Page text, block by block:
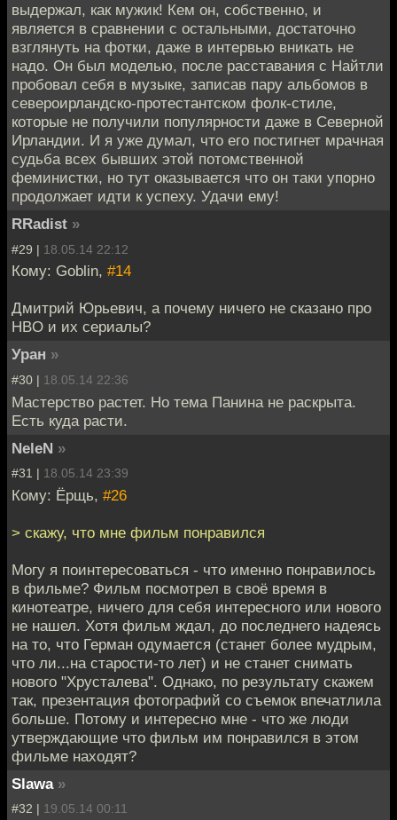
выдержал, как мужик! Кем он, собственно, и
является в сравнении с остальными, достаточно
взглянуть на фотки, даже в интервью вникать не
надо. Он был моделью, после расставания с Найтли
пробовал себя в музыке, записав пару альбомов в
североирландско-протестантском фолк-стиле,
которые не получили популярности даже в Северной
Ирландии. И я уже думал, что его постигнет мрачная
судьба всех бывших этой потомственной
феминистки, но тут оказывается что он таки упорно
продолжает идти к успеху. Удачи ему!
RRadist »
#29 | 18.05.14 22:12
Кому: Goblin, #14
Дмитрий Юрьевич, а почему ничего не сказано про
HBO и их сериалы?
Уран »
#30 | 18.05.14 22:36
Мастерство растет. Но тема Панина не раскрыта.
Есть куда расти.
NeleN »
#31 | 18.05.14 23:39
Кому: Ёрщь, #26
> скажу, что мне фильм понравился
Могу я поинтересоваться - что именно понравилось
в фильме? Фильм посмотрел в своё время в
кинотеатре, ничего для себя интересного или нового
не нашел. Хотя фильм ждал, до последнего надеясь
на то, что Герман одумается (станет более мудрым,
что ли...на старости-то лет) и не станет снимать
нового "Хрусталева". Однако, по результату скажем
так, презентация фотографий со съемок впечатлила
больше. Потому и интересно мне - что же люди
утверждающие что фильм им понравился в этом
фильме находят?
Slawa »
#32 | 19.05.14 00:11